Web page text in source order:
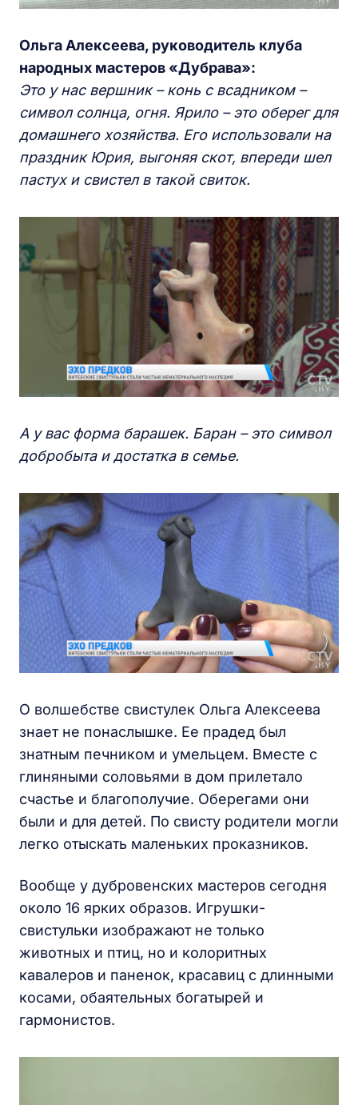
Ольга Алексеева, руководитель клуба
народных мастеров «Дубрава»:
Это у нас вершник–конь с всадником –
символ солнца, огня. Ярило –это оберегдля
домашнего хозяйства. Его использовали на
праздник Юрия, выгоняяскот, впереди шел
пастух и свистел в такой свиток.
А у вас форма барашек. Баран – это символ
добробыта и достатка в семье.
О волшебстве свистулек Ольга Алексеева
знает не понаслышке. Ее прадед был
знатным печником и умельцем. Вместе с
глиняными соловьями в дом прилетало
счастье и благополучие. Оберегами они
были и для детей. По свисту родители могли
легко отыскать маленьких проказников.
Вообще у дубровенских мастеров сегодня
около 16 ярких образов. Игрушки-
свистульки изображают не только
животных и птиц, но и колоритных
кавалеров и паненок, красавиц с длинными
косами, обаятельных богатырей и
гармонистов.